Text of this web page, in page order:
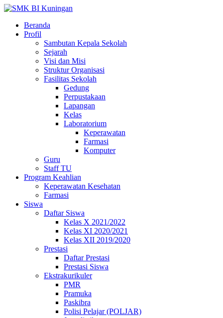
Beranda
Profil
Sambutan Kepala Sekolah
Sejarah
Visi dan Misi
Struktur Organisasi
Fasilitas Sekolah
Gedung
Perpustakaan
Lapangan
Kelas
Laboratorium
Keperawatan
Farmasi
Komputer
Guru
Staff TU
Program Keahlian
Keperawatan Kesehatan
Farmasi
Siswa
Daftar Siswa
Kelas X 2021/2022
Kelas XI 2020/2021
Kelas XII 2019/2020
Prestasi
Daftar Prestasi
Prestasi Siswa
Ekstrakurikuler
PMR
Pramuka
Paskibra
Polisi Pelajar (POLJAR)